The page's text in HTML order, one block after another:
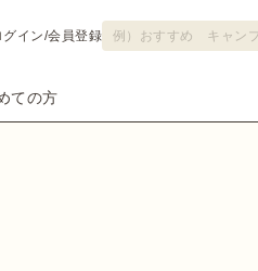
グイン/会員登録
ての方